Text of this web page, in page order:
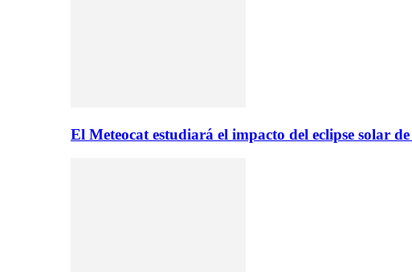
El Meteocat estudiará el impacto del eclipse solar